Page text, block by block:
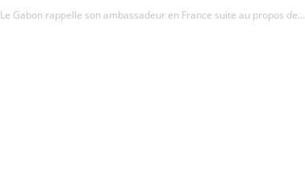
Le Gabon rappelle son ambassadeur en France suite au propos de...